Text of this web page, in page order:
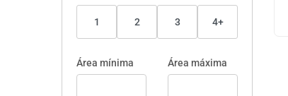
1 2 3 4+
Área mínima Área máxima